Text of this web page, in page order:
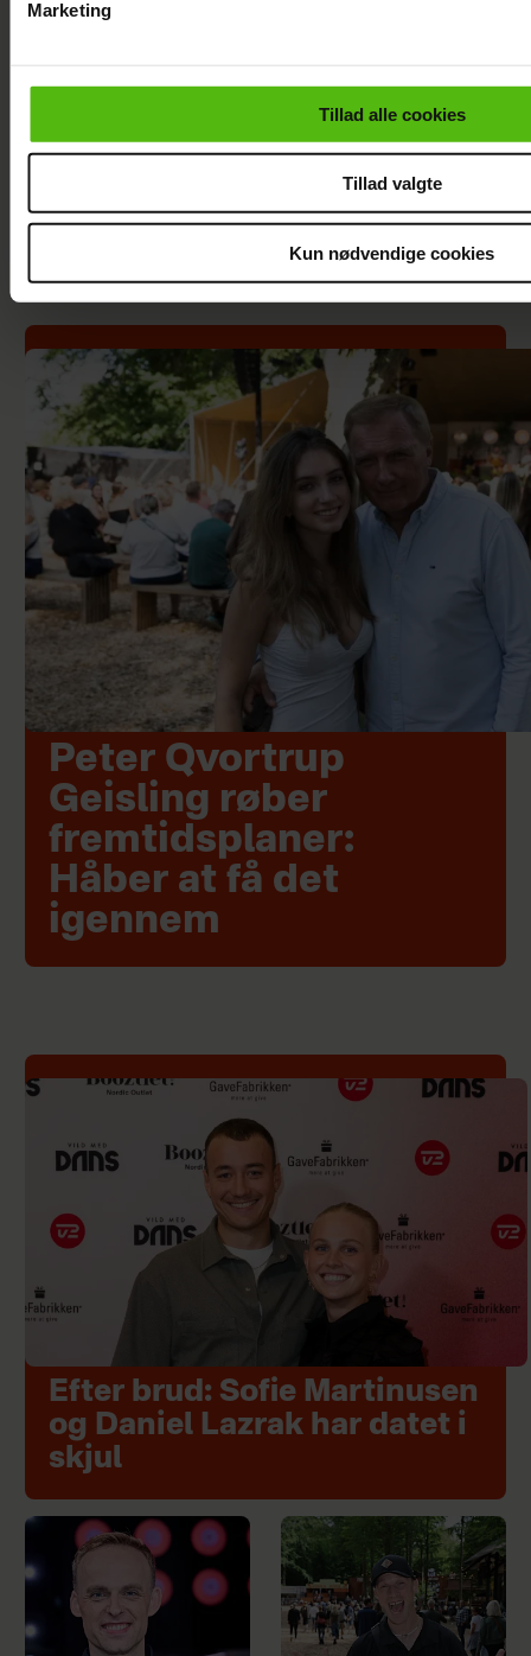
cookiepolitik.
Marketing
Tillad alle cookies
Tillad valgte
Kun nødvendige cookies
Forelsket Hjalmer med kæresten på
Smukfest: Vi er lykkelige
Peter Qvortrup
Geisling røber
fremtidsplaner:
Håber at få det
igennem
Efter brud: Sofie Martinusen
og Daniel Lazrak har datet i
skjul